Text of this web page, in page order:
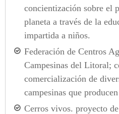
concientización sobre el
planeta a través de la
impartida a niños.
Federación de Centros
Campesinas del Litoral;
comercialización de
campesinas que
Cerros vivos. proyecto